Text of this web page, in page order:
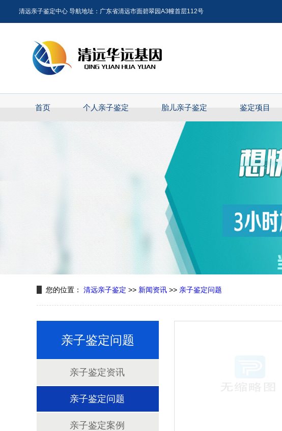
清远亲子鉴定中心 导航地址：广东省清远市面碧翠园A3幢首层112号
首页 个人亲子鉴定 胎儿亲子鉴定 鉴定项目
您的位置： 清远亲子鉴定 >> 新闻资讯 >> 亲子鉴定问题
亲子鉴定问题
亲子鉴定资讯
亲子鉴定问题
亲子鉴定案例